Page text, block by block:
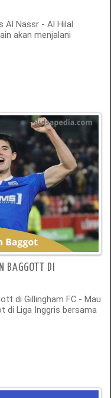
Al Nassr - Al Hilal
akan menjalani
BAGGOTT DI
di Gillingham FC - Mau
di Liga Inggris bersama